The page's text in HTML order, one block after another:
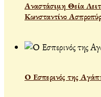
Αναστάσιμη Θεία
Κωνσταντίνο
Ο Εσπερινός της